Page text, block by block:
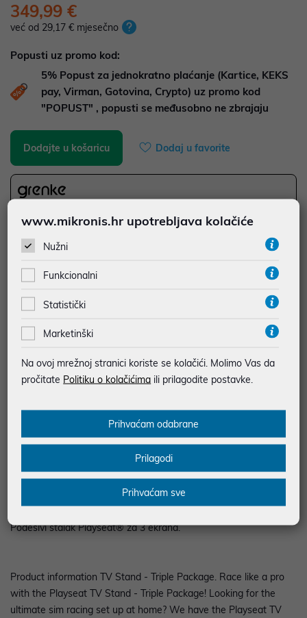
349,99 €
već od 29,17 € mjesečno
Popusti uz promo kod:
5% Popust za jednokratno plaćanje (Kartice, KEKS
pay, Virman, Gotovina, Crypto) uz promo kod
"POPUST" , popusti se međusobno ne zbrajaju
Dodajte u košaricu Dodaj u favorite
JAMSTVO 12 MJ.
SIGURNA KUPOVINA
MOGUĆNOST PLAĆANJA NA RATE
Podaci uz artikle su prezentirani u dobroj namjeri. Mikronis d.o.o. ne
eventualne nejasnoće možete nas kontaktirati na
web-prodaja@mikronis.hr
Podesivi stalak Playseat® za 3 ekrana.
Product information TV Stand - Triple Package. Race like a pro
with the Playseat TV Stand - Triple Package! Looking for the
ultimate sim racing set up at home? We have the Playseat TV
www.mikronis.hr upotrebljava kolačiće
Nužni
Funkcionalni
Statistički
Marketinški
Na ovoj mrežnoj stranici koriste se kolačići. Molimo Vas da
pročitate Politiku o kolačićima ili prilagodite postavke.
Prihvaćam odabrane
Prilagodi
Prihvaćam sve